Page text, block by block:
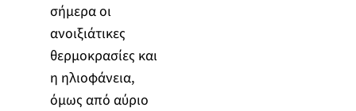
σήμερα οι
ανοιξιάτικες
θερμοκρασίες και
η ηλιοφάνεια,
όμως από αύριο